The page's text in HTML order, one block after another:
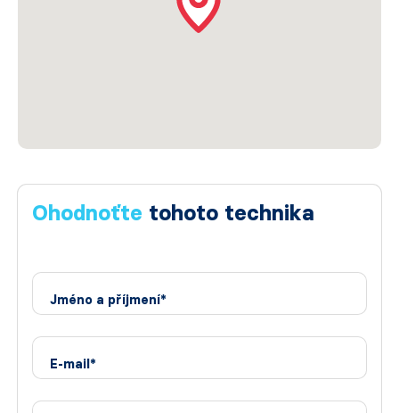
Ohodnoťte tohoto technika
Jméno a příjmení*
E-mail*